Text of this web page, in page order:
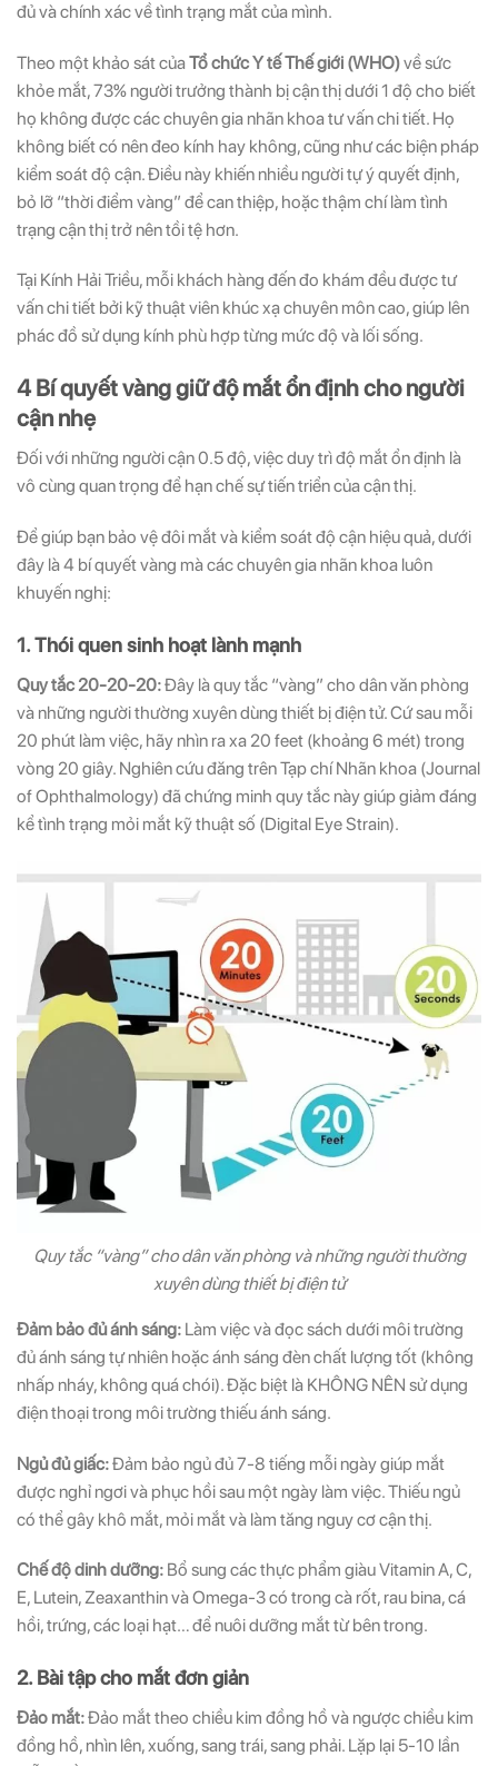
đủ và chính xác về tình trạng mắt của mình.
Theo một khảo sát củaTổ chức Y tế Thế giới (WHO)về sức
khỏe mắt, 73% người trưởng thành bị cận thị dưới 1 độ cho biết
họ không được các chuyên gia nhãn khoa tư vấn chi tiết. Họ
không biết có nên đeo kính hay không, cũng như các biện pháp
kiểm soát độ cận. Điều này khiến nhiều người tự ý quyết định,
bỏ lỡ “thời điểm vàng” để can thiệp, hoặc thậm chí làm tình
trạng cận thị trở nên tồi tệ hơn.
Tại Kính Hải Triều, mỗi khách hàng đến đo khám đều được tư
vấn chi tiết bởi kỹ thuật viên khúc xạ chuyên môn cao, giúp lên
phác đồ sử dụng kính phù hợp từng mức độ và lối sống.
4 Bí quyết vàng giữ độ mắt ổn định cho người
cận nhẹ
Đối với những người cận 0.5 độ, việc duy trì độ mắt ổn định là
vô cùng quan trọng để hạn chế sự tiến triển của cận thị.
Để giúp bạn bảo vệ đôi mắt và kiểm soát độ cận hiệu quả, dưới
đây là 4 bí quyết vàng mà các chuyên gia nhãn khoa luôn
khuyến nghị:
1. Thói quen sinh hoạt lành mạnh
Quy tắc 20-20-20:Đây là quy tắc “vàng” cho dân văn phòng
và những người thường xuyên dùng thiết bị điện tử. Cứ sau mỗi
20 phút làm việc, hãy nhìn ra xa 20 feet (khoảng 6 mét) trong
vòng 20 giây. Nghiên cứu đăng trên Tạp chí Nhãn khoa (Journal
of Ophthalmology) đã chứng minh quy tắc này giúp giảm đáng
kể tình trạng mỏi mắt kỹ thuật số (Digital Eye Strain).
Quy tắc “vàng” cho dân văn phòng và những người thường
xuyên dùng thiết bị điện tử
Đảm bảo đủ ánh sáng: Làm việc và đọc sách dưới môi trường
đủ ánh sáng tự nhiên hoặc ánh sáng đèn chất lượng tốt (không
nhấp nháy, không quá chói). Đặc biệt là KHÔNG NÊN sử dụng
điện thoại trong môi trường thiếu ánh sáng.
Ngủ đủ giấc:Đảm bảo ngủ đủ 7-8 tiếng mỗi ngày giúp mắt
được nghỉ ngơi và phục hồi sau một ngày làm việc. Thiếu ngủ
có thể gây khô mắt, mỏi mắt và làm tăng nguy cơ cận thị.
Chế độ dinh dưỡng: Bổ sung các thực phẩm giàu Vitamin A, C,
E, Lutein, Zeaxanthin và Omega-3 có trong cà rốt, rau bina, cá
hồi, trứng, các loại hạt… để nuôi dưỡng mắt từ bên trong.
2. Bài tập cho mắt đơn giản
Đảo mắt:Đảo mắt theo chiều kim đồng hồ và ngược chiều kim
đồng hồ, nhìn lên, xuống, sang trái, sang phải. Lặp lại 5-10 lần